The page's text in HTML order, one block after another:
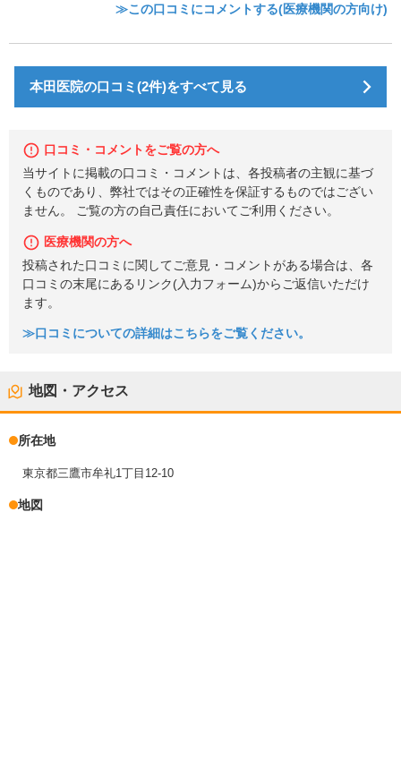
≫この口コミにコメントする(医療機関の方向け)
本田医院の口コミ(2件)をすべて見る
口コミ・コメントをご覧の方へ
当サイトに掲載の口コミ・コメントは、各投稿者の主観に基づ
くものであり、弊社ではその正確性を保証するものではござい
ません。 ご覧の方の自己責任においてご利用ください。
医療機関の方へ
投稿された口コミに関してご意見・コメントがある場合は、各
口コミの末尾にあるリンク(入力フォーム)からご返信いただけ
ます。
≫口コミについての詳細はこちらをご覧ください。
地図・アクセス
所在地
東京都三鷹市牟礼1丁目12-10
地図